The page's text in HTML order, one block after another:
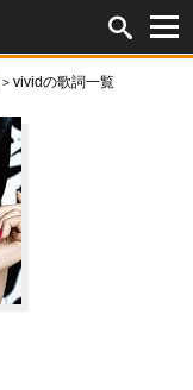
vividの歌詞一覧